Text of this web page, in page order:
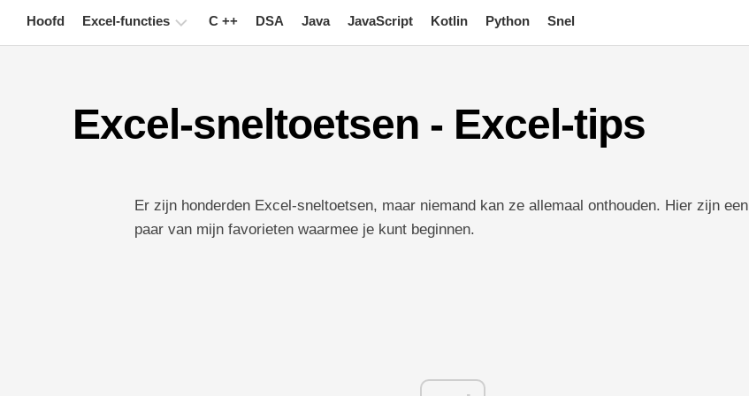
content
Hoofd Excel-functies
Excel-
tips
Woordenlijst
Toetsenbord
C ++ DSA Java JavaScript Kotlin Python Snel
Excel-sneltoetsen - Excel-tips
Er zijn honderden Excel-sneltoetsen, maar niemand kan ze allemaal onthouden. Hier zijn een
paar van mijn favorieten waarmee je kunt beginnen.